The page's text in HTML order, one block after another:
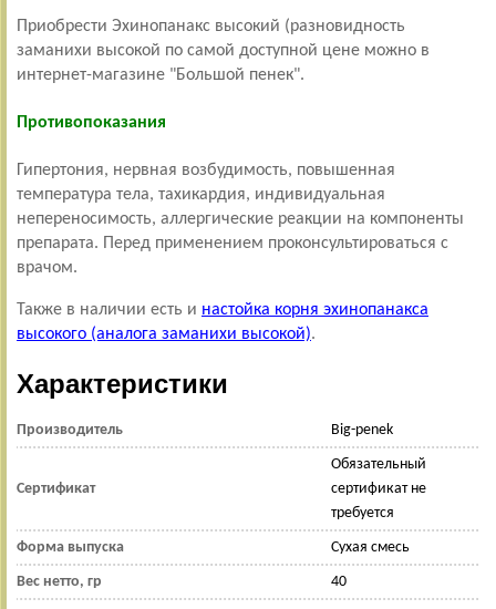
Приобрести Эхинопанакс высокий (разновидность
заманихи высокой по самой доступной цене можно в
интернет-магазине "Большой пенек".
Противопоказания
Гипертония, нервная возбудимость, повышенная
температура тела, тахикардия, индивидуальная
непереносимость, аллергические реакции на компоненты
препарата. Перед применением проконсультироваться с
врачом.
Также в наличии есть и настойка корня эхинопанакса
высокого (аналога заманихи высокой).
Характеристики
Производитель Big-penek
Сертификат
Обязательный
сертификат не
требуется
Форма выпуска Сухая смесь
Вес нетто, гр 40